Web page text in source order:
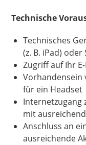
Technische
Technisches
(z. B. iPad)
Zugriff auf Ihr
Vorhandensein
für ein Headset
Internetzugang
mit
Anschluss an
ausreichende